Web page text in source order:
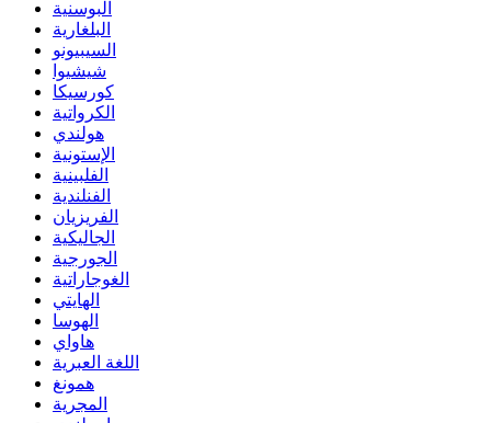
البوسنية
البلغارية
السيبيونو
شيشيوا
كورسيكا
الكرواتية
هولندي
الإستونية
الفلبينية
الفنلندية
الفريزيان
الجاليكية
الجورجية
الغوجاراتية
الهايتي
الهوسا
هاواي
اللغة العبرية
همونغ
المجرية